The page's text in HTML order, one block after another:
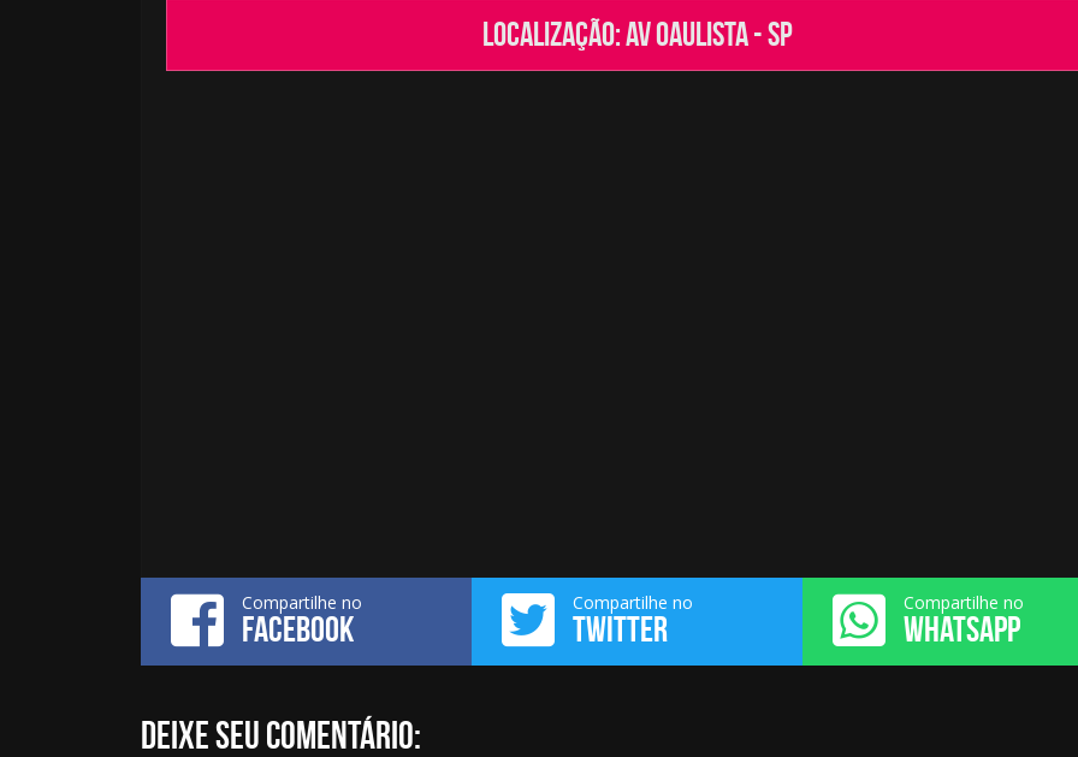
Localização: Av Oaulista - SP
Compartilhe no
FACEBOOK
Compartilhe no
TWITTER
Compartilhe no
WHATSAPP
Deixe seu comentário: